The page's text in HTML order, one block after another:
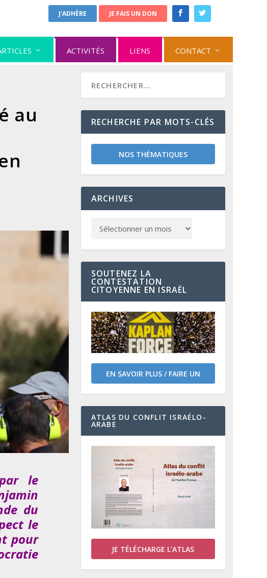
J'ADHÈRE JE FAIS UN DON
ACTIVITÉS LIENS CONTACT
au
le
du
le
pour
RECHERCHE PAR MOTS-CLÉS
NOS THÉMATIQUES
ARCHIVES
SOUTENEZ LA
CONTESTATION
CITOYENNE EN ISRAËL
EN SAVOIR PLUS / FAIRE UN
DON
ATLAS DU CONFLIT ISRAÉLO-
ARABE
JE TÉLÉCHARGE L’ATLAS